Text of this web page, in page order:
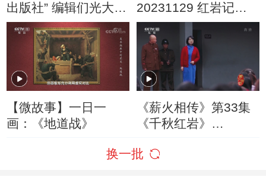
出版社” 编辑们光大民
族艺术的拳拳之心令
人钦佩
20231129 红岩记忆
——钢铁的意志
【微故事】一日一
画：《地道战》
《薪火相传》第33集
《千秋红岩》
换一批